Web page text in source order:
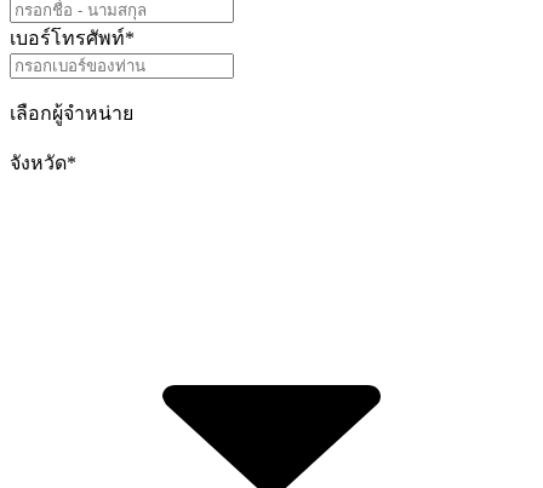
เบอร์โทรศัพท์*
เลือกผู้จำหน่าย
จังหวัด*